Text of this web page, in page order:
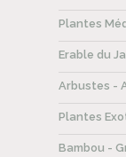
Plantes
Erable du
Arbustes -
Plantes
Bambou -